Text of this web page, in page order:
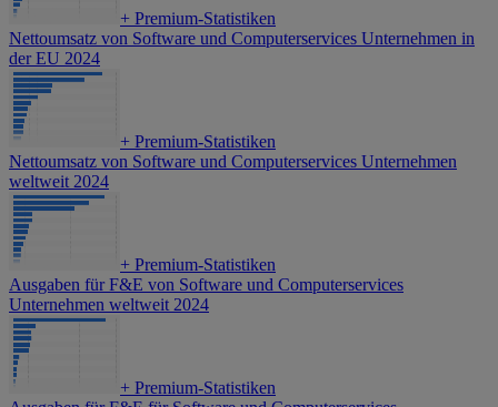
+ Premium-Statistiken
Nettoumsatz von Software und Computerservices Unternehmen in
der EU 2024
+ Premium-Statistiken
Nettoumsatz von Software und Computerservices Unternehmen
weltweit 2024
+ Premium-Statistiken
Ausgaben für F&E von Software und Computerservices
Unternehmen weltweit 2024
+ Premium-Statistiken